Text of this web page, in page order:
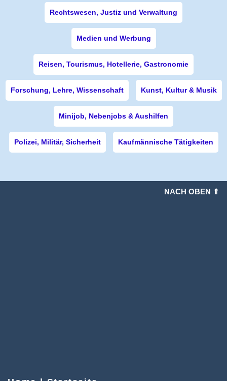
Rechtswesen, Justiz und Verwaltung
Medien und Werbung
Reisen, Tourismus, Hotellerie, Gastronomie
Forschung, Lehre, Wissenschaft Kunst, Kultur & Musik
Minijob, Nebenjobs & Aushilfen
Polizei, Militär, Sicherheit Kaufmännische Tätigkeiten
NACH OBEN ⇑